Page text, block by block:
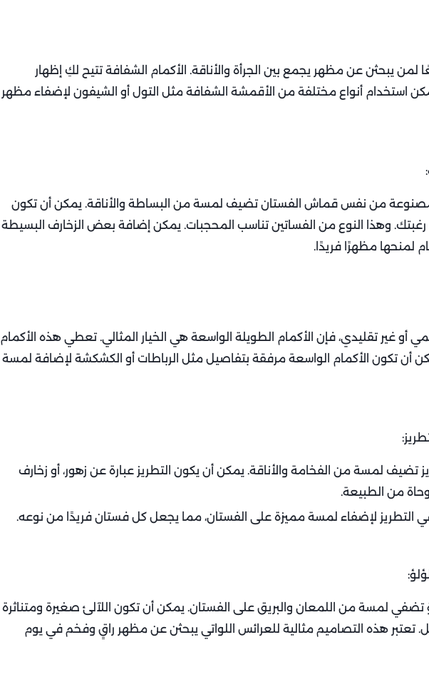
لمن يبحثن عن مظهر يجمع بين الجرأة والأناقة. الأكمام الشفافة تتيح لكِ إظهار
استخدام أنواع مختلفة من الأقمشة الشفافة مثل التول أو الشيفون لإضفاء مظهر
المصنوعة من نفس قماش الفستان تضيف لمسة من البساطة والأناقة. يمكن أن تكون
وهذا النوع من الفساتين تناسب المحجبات. يمكن إضافة بعض الزخارف البسيطة
لمنحها مظهرًا فريدًا.
أو غير تقليدي، فإن الأكمام الطويلة الواسعة هي الخيار المثالي. تعطي هذه الأكمام
أن تكون الأكمام الواسعة مرفقة بتفاصيل مثل الرباطات أو الكشكشة لإضافة لمسة
تضيف لمسة من الفخامة والأناقة. يمكن أن يكون التطريز عبارة عن زهور، أو زخارف
من الطبيعة.
التطريز لإضفاء لمسة مميزة على الفستان، مما يجعل كل فستان فريدًا من نوعه.
تضفي لمسة من اللمعان والبريق على الفستان. يمكن أن تكون اللآلئ صغيرة ومتناثرة
تعتبر هذه التصاميم مثالية للعرائس اللواتي يبحثن عن مظهر راقٍ وفخم في يوم